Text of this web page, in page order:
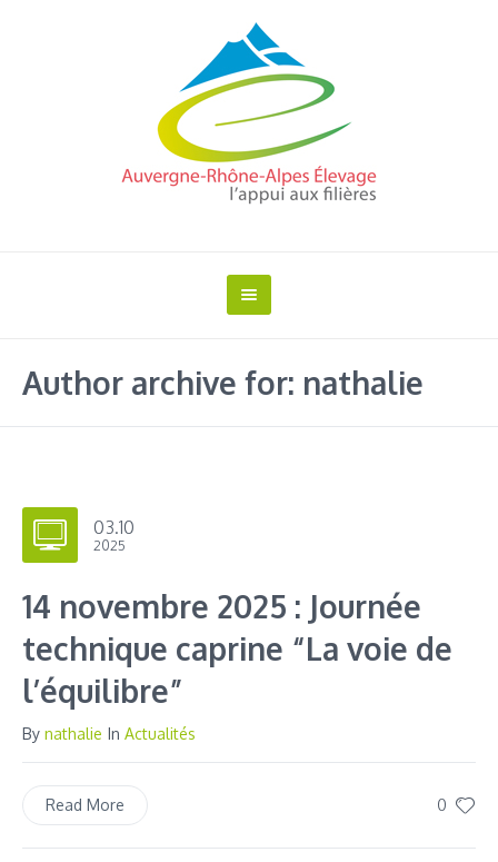
Author archive for: nathalie
03.10
2025
14 novembre 2025 : Journée
technique caprine “La voie de
l’équilibre”
By nathalie In Actualités
0
Read More